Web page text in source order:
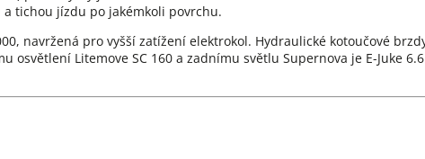
tichou jízdu po jakémkoli povrchu.
navržená pro vyšší zatížení elektrokol. Hydraulické kotoučové
Litemove SC 160 a zadnímu světlu Supernova je E-Juke